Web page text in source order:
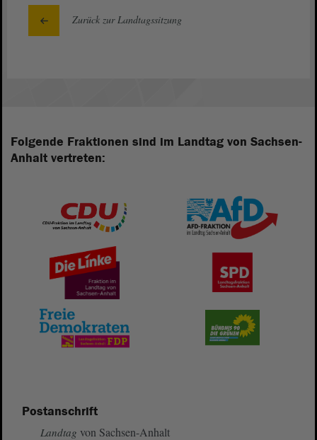
Zurück zur Landtagssitzung
Folgende Fraktionen sind im Landtag von Sachsen-
Anhalt vertreten:
Postanschrift
Landtag von Sachsen-Anhalt